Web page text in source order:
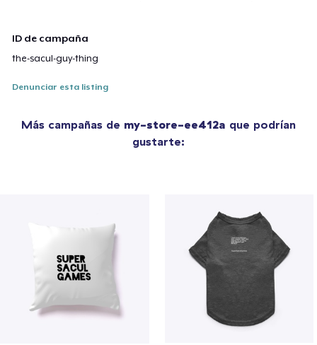
ID de campaña
the-sacul-guy-thing
Denunciar esta listing
Más campañas de my-store-ee412a que podrían
gustarte: